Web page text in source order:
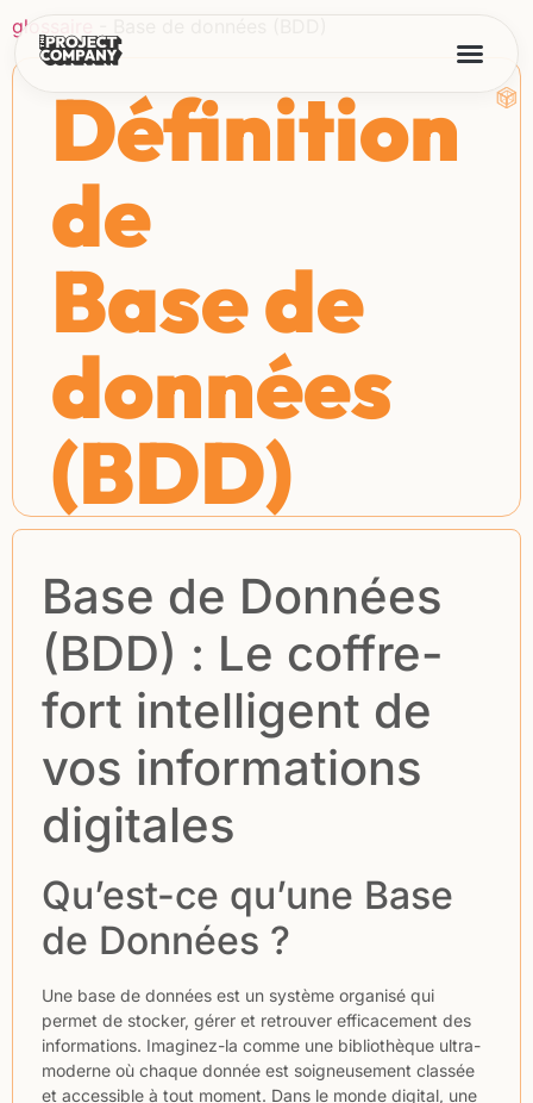
glossaire
Définition
de
Base de
données
(BDD)
Base de Données
(BDD) : Le coffre-
fort intelligent de
vos informations
digitales
Qu’est-ce qu’une Base
de Données ?
Une base de données est un système organisé qui
permet de stocker, gérer et retrouver efficacement des
informations. Imaginez-la comme une bibliothèque ultra-
moderne où chaque donnée est soigneusement classée
et accessible à tout moment. Dans le monde digital, une